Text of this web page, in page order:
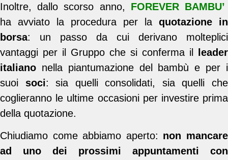
Inoltre, dallo scorso anno, FOREVER BAMBU’
ha avviato la procedura per la quotazione in
borsa: un passo da cui derivano molteplici
vantaggi per il Gruppo che si conferma il leader
italiano nella piantumazione del bambù e per i
suoi soci: sia quelli consolidati, sia quelli che
coglieranno le ultime occasioni per investire prima
della quotazione.
Chiudiamo come abbiamo aperto: non mancare
ad uno dei prossimi appuntamenti con